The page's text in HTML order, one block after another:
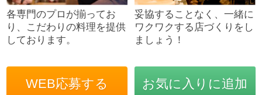
各専門のプロが揃ってお
り、こだわりの料理を提供
しております。
妥協することなく、一緒に
ワクワクする店づくりをし
ましょう！
WEB応募する お気に入りに追加